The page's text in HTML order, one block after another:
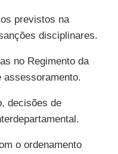
previstos na
disciplinares.
no Regimento da
assessoramento.
decisões de
o ordenamento